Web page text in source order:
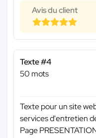
Avis du client
Texte #4
50 mots
Texte pour un site
services d'entretien
Page